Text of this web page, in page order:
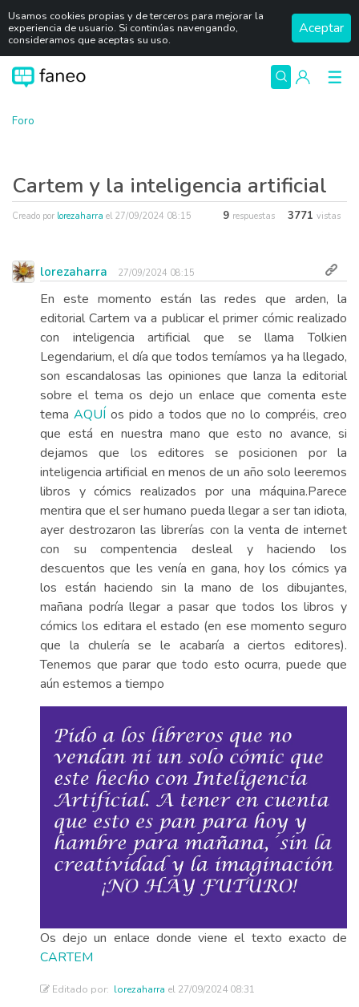
Usamos cookies propias y de terceros para mejorar la
experiencia de usuario. Si continúas navengando,
consideramos que aceptas su uso.
Aceptar
Foro
Cartem y la inteligencia artificial
Creado por lorezaharra el 27/09/2024 08:15 9 respuestas 3771 vistas
lorezaharra 27/09/2024 08:15
En este momento están las redes que arden, la
editorial Cartem va a publicar el primer cómic realizado
con inteligencia artificial que se llama Tolkien
Legendarium, el día que todos temíamos ya ha llegado,
son escandalosas las opiniones que lanza la editorial
sobre el tema os dejo un enlace que comenta este
tema AQUÍ os pido a todos que no lo compréis, creo
que está en nuestra mano que esto no avance, si
dejamos que los editores se posicionen por la
inteligencia artificial en menos de un año solo leeremos
libros y cómics realizados por una máquina.Parece
mentira que el ser humano pueda llegar a ser tan idiota,
ayer destrozaron las librerías con la venta de internet
con su compentencia desleal y haciendo los
descuentos que les venía en gana, hoy los cómics ya
los están haciendo sin la mano de los dibujantes,
mañana podría llegar a pasar que todos los libros y
cómics los editara el estado (en ese momento seguro
que la chulería se le acabaría a ciertos editores).
Tenemos que parar que todo esto ocurra, puede que
aún estemos a tiempo
Os dejo un enlace donde viene el texto exacto de
CARTEM
Editado por: lorezaharra el 27/09/2024 08:31